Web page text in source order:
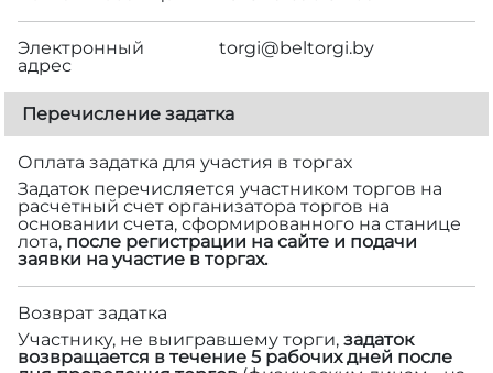
Электронный
адрес
torgi@beltorgi.by
Перечисление задатка
Оплата задатка для участия в торгах
Задаток перечисляется участником торгов на
расчетный счет организатора торгов на
основании счета, сформированного на станице
лота, после регистрации на сайте и подачи
заявки на участие в торгах.
Возврат задатка
Участнику, не выигравшему торги, задаток
возвращается в течение 5 рабочих дней после